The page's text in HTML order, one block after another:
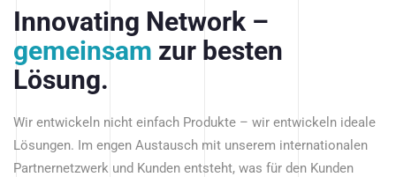
Innovating Network –
gemeinsam zur besten
Lösung.
Wir entwickeln nicht einfach Produkte – wir entwickeln ideale
Lösungen. Im engen Austausch mit unserem internationalen
Partnernetzwerk und Kunden entsteht, was für den Kunden